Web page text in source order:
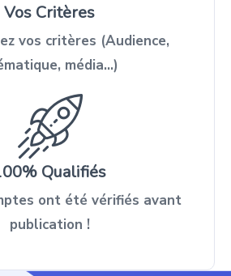
Vos Critères
vos critères (Audience,
média…)
Qualifiés
ont été vérifiés avant
publication !